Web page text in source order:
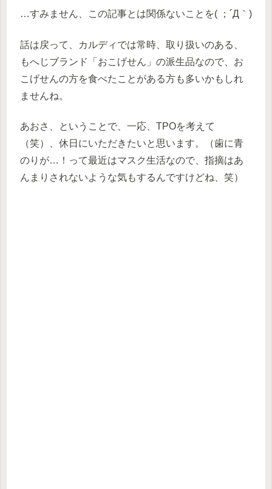
…すみません、この記事とは関係ないことを( ；´Д｀)
話は戻って、カルディでは常時、取り扱いのある、
もへじブランド「おこげせん」の派生品なので、お
こげせんの方を食べたことがある方も多いかもしれ
ませんね。
あおさ、ということで、一応、TPOを考えて
（笑）、休日にいただきたいと思います。（歯に青
のりが…！って最近はマスク生活なので、指摘はあ
んまりされないような気もするんですけどね、笑）